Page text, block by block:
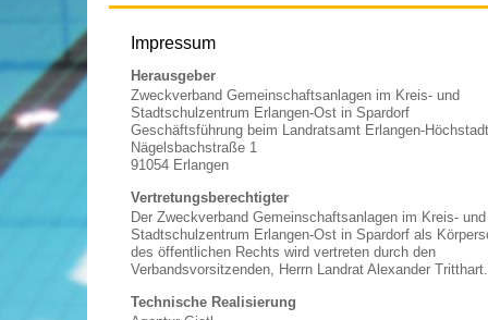
Impressum
Herausgeber
Zweckverband Gemeinschaftsanlagen im Kreis- und
Stadtschulzentrum Erlangen-Ost in Spardorf
Geschäftsführung beim Landratsamt Erlangen-Höchstadt
Nägelsbachstraße 1
91054 Erlangen
Vertretungsberechtigter
Der Zweckverband Gemeinschaftsanlagen im Kreis- und
Stadtschulzentrum Erlangen-Ost in Spardorf als
des öffentlichen Rechts wird vertreten durch den
Verbandsvorsitzenden, Herrn Landrat Alexander Tritthart.
Technische Realisierung